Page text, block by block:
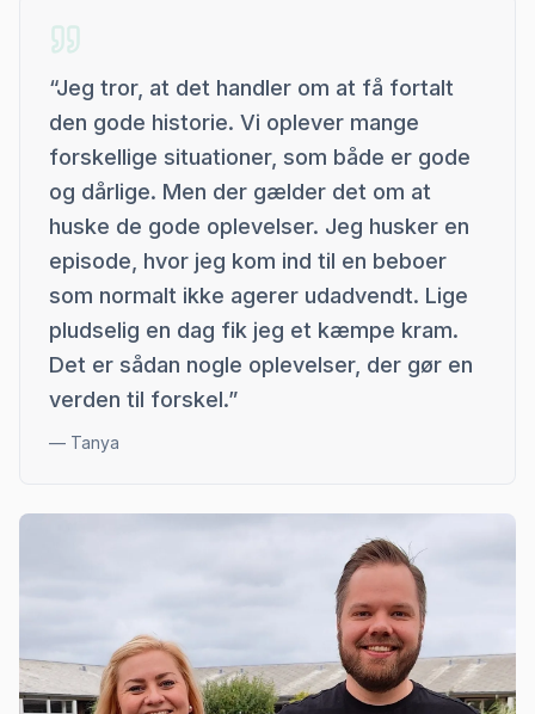
“Jeg tror, at det handler om at få fortalt
den gode historie. Vi oplever mange
forskellige situationer, som både er gode
og dårlige. Men der gælder det om at
huske de gode oplevelser. Jeg husker en
episode, hvor jeg kom ind til en beboer
som normalt ikke agerer udadvendt. Lige
pludselig en dag fik jeg et kæmpe kram.
Det er sådan nogle oplevelser, der gør en
verden til forskel.”
— Tanya